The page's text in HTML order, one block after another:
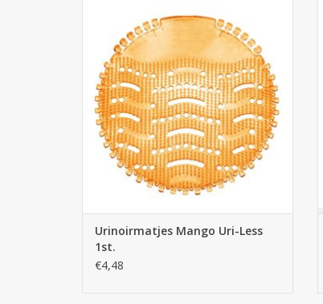
urinegeur verwijderen, verfrist de
omgeving, voorkomt urinespetters dankzij
zijn technologie!
TOEVOEGEN AAN WINKELWAGEN
Urinoirmatjes Mango Uri-Less
1st.
€4,48